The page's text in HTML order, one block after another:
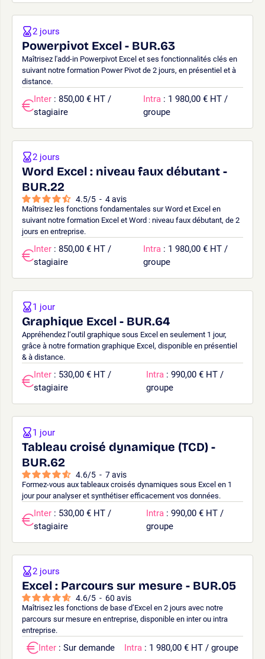
Powerpivot Excel - BUR.63
Maîtrisez l'add-in Powerpivot Excel et ses fonctionnalités clés en
suivant notre formation Power Pivot de 2 jours, en présentiel et à
distance.
2 jours
Inter : 850,00 € HT /
stagiaire
Intra : 1 980,00 € HT /
groupe
Word Excel : niveau faux débutant -
BUR.22
4.5/5 - 4avis
Maîtrisez les fonctions fondamentales sur Word et Excel en
suivant notre formation Excel et Word : niveau faux débutant, de 2
jours en entreprise.
2 jours
Inter : 850,00 € HT /
stagiaire
Intra : 1 980,00 € HT /
groupe
Graphique Excel - BUR.64
Appréhendez l‘outil graphique sous Excel en seulement 1 jour,
grâce à notre formation graphique Excel, disponible en présentiel
& à distance.
1 jour
Inter : 530,00 € HT /
stagiaire
Intra : 990,00 € HT /
groupe
Tableau croisé dynamique (TCD) -
BUR.62
4.6/5 - 7avis
Formez-vous aux tableaux croisés dynamiques sous Excel en 1
jour pour analyser et synthétiser efficacement vos données.
1 jour
Inter : 530,00 € HT /
stagiaire
Intra : 990,00 € HT /
groupe
Excel : Parcours sur mesure - BUR.05
4.6/5 - 60 avis
Maîtrisez les fonctions de base d’Excel en 2 jours avec notre
parcours sur mesure en entreprise, disponible en inter ou intra
entreprise.
2 jours
Inter : Sur demande Intra : 1 980,00 € HT / groupe